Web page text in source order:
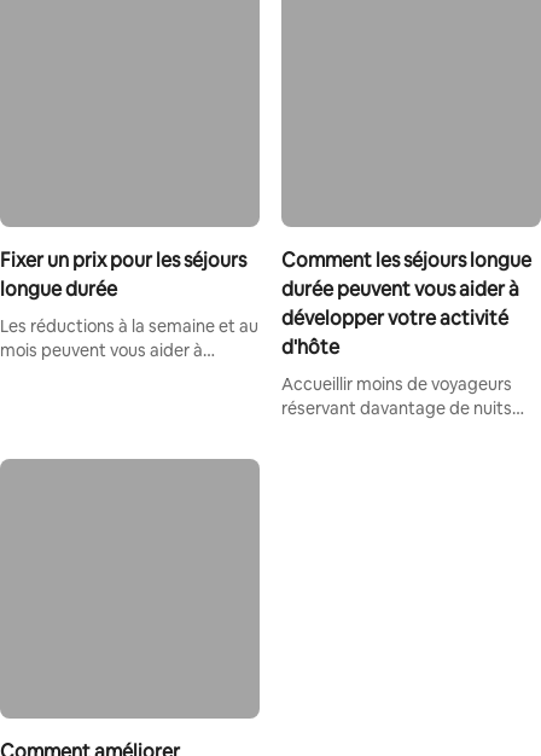
Fixer un prix pour les séjours
longue durée
Les réductions à la semaine et au
mois peuvent vous aider à
Comment les séjours longue
durée peuvent vous aider à
développer votre activité
d'hôte
Accueillir moins de voyageurs
réservant davantage de nuits